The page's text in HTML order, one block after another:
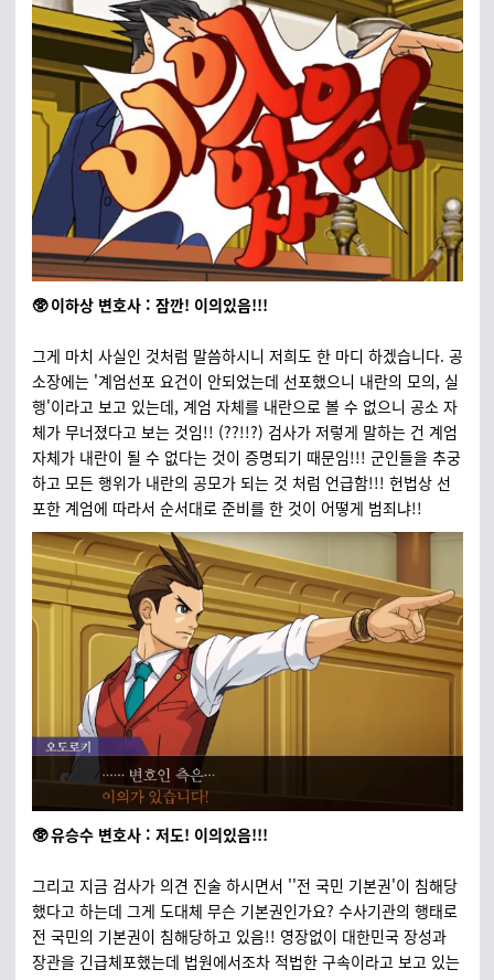
🥸 이하상 변호사 : 잠깐! 이의있음!!!
그게 마치 사실인 것처럼 말씀하시니 저희도 한 마디 하겠습니다. 공
소장에는 '계엄선포 요건이 안되었는데 선포했으니 내란의 모의, 실
행'이라고 보고 있는데, 계엄 자체를 내란으로 볼 수 없으니 공소 자
체가 무너졌다고 보는 것임!! (??!!?) 검사가 저렇게 말하는 건 계엄
자체가 내란이 될 수 없다는 것이 증명되기 때문임!!! 군인들을 추궁
하고 모든 행위가 내란의 공모가 되는 것 처럼 언급함!!! 헌법상 선
포한 계엄에 따라서 순서대로 준비를 한 것이 어떻게 범죄냐!!
🥸 유승수 변호사 : 저도! 이의있음!!!
그리고 지금 검사가 의견 진술 하시면서 ''전 국민 기본권'이 침해당
했다고 하는데 그게 도대체 무슨 기본권인가요? 수사기관의 행태로
전 국민의 기본권이 침해당하고 있음!! 영장없이 대한민국 장성과
장관을 긴급체포했는데 법원에서조차 적법한 구속이라고 보고 있는